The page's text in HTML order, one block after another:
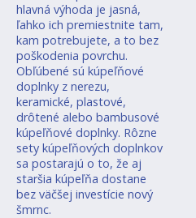
hlavná výhoda je jasná,
ľahko ich premiestnite tam,
kam potrebujete, a to bez
poškodenia povrchu.
Obľúbené sú kúpeľňové
doplnky z nerezu,
keramické, plastové,
drôtené alebo bambusové
kúpeľňové doplnky. Rôzne
sety kúpeľňových doplnkov
sa postarajú o to, že aj
staršia kúpeľňa dostane
bez väčšej investície nový
šmrnc.